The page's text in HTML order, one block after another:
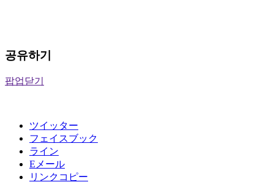
공유하기
팝업닫기
ツイッター
フェイスブック
ライン
Eメール
リンクコピー